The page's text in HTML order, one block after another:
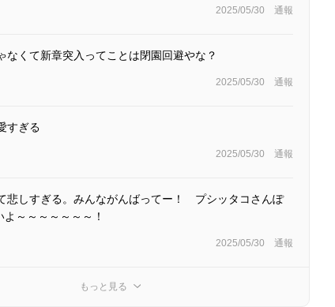
2025/05/30 通報
なくて新章突入ってことは閉園回避やな？
2025/05/30 通報
すぎる
2025/05/30 通報
悲しすぎる。みんながんばってー！ プシッタコさんぽ
～～～～～～～！
2025/05/30 通報
もっと見る